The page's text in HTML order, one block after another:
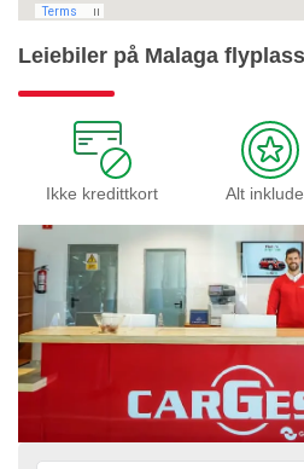
Leiebiler på Malaga flyplass
Ikke kredittkort Alt